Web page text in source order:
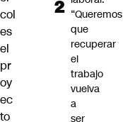
col
es
el
pr
oy
ec
to
“Queremos
que
recuperar
el
trabajo
vuelva
a
ser